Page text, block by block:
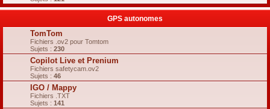
GPS autonomes
TomTom
Fichiers .ov2 pour Tomtom
Sujets : 230
Copilot Live et Prenium
Fichiers safetycam.ov2
Sujets : 46
IGO / Mappy
Fichiers .TXT
Sujets : 141